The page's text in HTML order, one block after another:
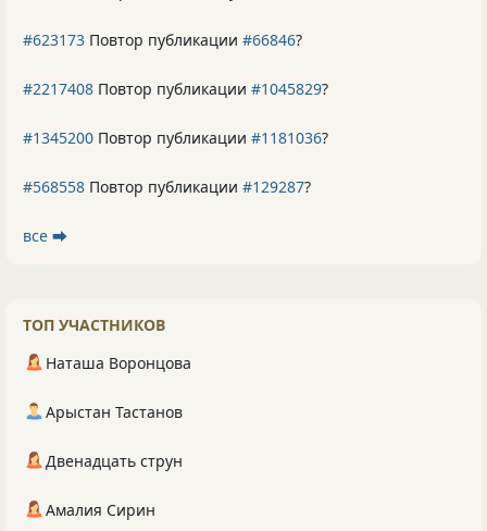
#623173 Повтор публикации #66846?
#2217408 Повтор публикации #1045829?
#1345200 Повтор публикации #1181036?
#568558 Повтор публикации #129287?
все ⮕
ТОП УЧАСТНИКОВ
Наташа Воронцова
Арыстан Тастанов
Двенадцать струн
Амалия Сирин